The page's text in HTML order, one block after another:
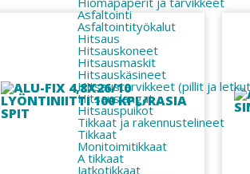
Asfaltointi
Asfaltointityökalut
Hitsaus
Hitsauskoneet
Hitsausmaskit
Hitsauskäsineet
Hitsaustarvikkeet (pillit ja
Hitsauslangat
Hitsauspuikot
Tikkaat ja rakennustelineet
Tikkaat
Monitoimitikkaat
A tikkaat
Jatkotikkaat